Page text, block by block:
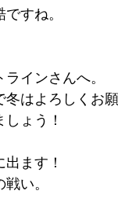
すね。
インさんへ。
はよろしくお願
ょう！
ます！
い。